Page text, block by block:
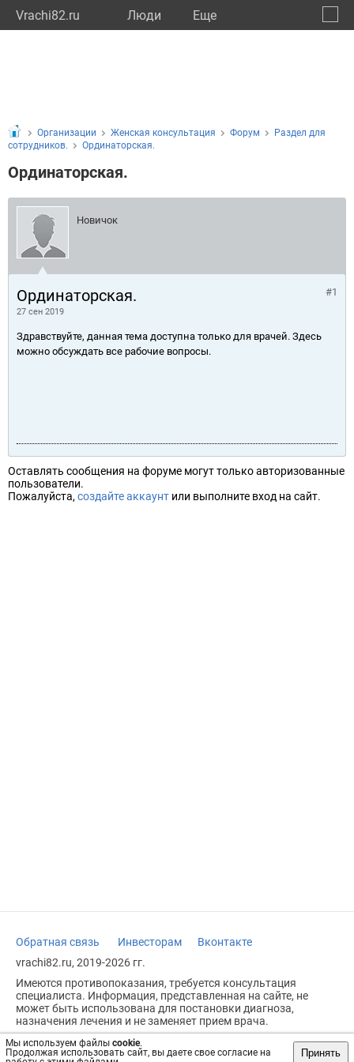
Vrachi82.ru Люди Eще
Мы используем файлы cookie.
Продолжая использовать сайт, вы даете свое согласие на
Принять
Организации Женская консультация Форум
Раздел для
сотрудников.
Ординаторская.
Ординаторская.
Новичок
Ординаторская.
27 сен 2019
#1
Здравствуйте, данная тема доступна только для врачей. Здесь
можно обсуждать все рабочие вопросы.
Оставлять сообщения на форуме могут только авторизованные
пользователи.
Пожалуйста, создайте аккаунт или выполните вход на сайт.
Обратная связь Инвесторам
Вконтакте
vrachi82.ru, 2019-2026 гг.
Имеются противопоказания, требуется консультация
специалиста. Информация, представленная на сайте, не
может быть использована для постановки диагноза,
назначения лечения и не заменяет прием врача.
Возрастное ограничение: 18+